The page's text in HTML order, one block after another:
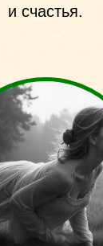
и счастья.